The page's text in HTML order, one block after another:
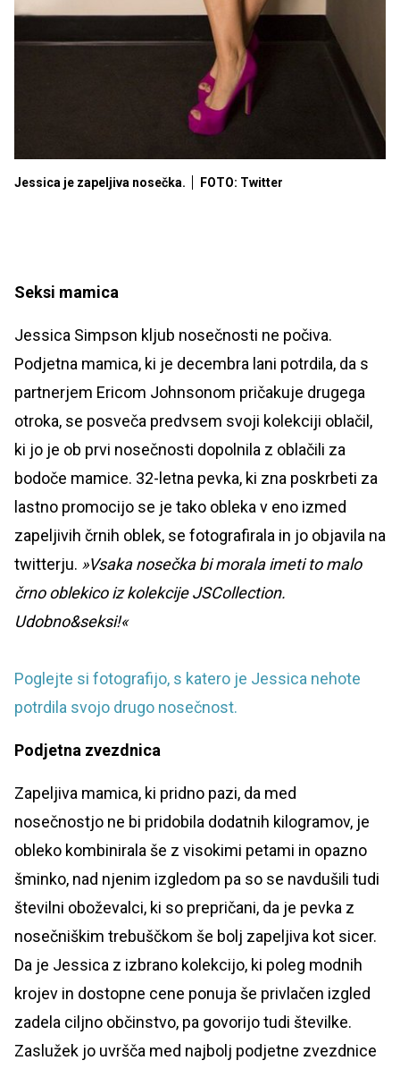
Jessica je zapeljiva nosečka. FOTO: Twitter
Seksi mamica
Jessica Simpson kljub nosečnosti ne počiva.
Podjetna mamica, ki je decembra lani potrdila, da s
partnerjem Ericom Johnsonom pričakuje drugega
otroka, se posveča predvsem svoji kolekciji oblačil,
ki jo je ob prvi nosečnosti dopolnila z oblačili za
bodoče mamice. 32-letna pevka, ki zna poskrbeti za
lastno promocijo se je tako obleka v eno izmed
zapeljivih črnih oblek, se fotografirala in jo objavila na
twitterju. »Vsaka nosečka bi morala imeti to malo
črno oblekico iz kolekcije JSCollection.
Udobno&seksi!«
Poglejte si fotografijo, s katero je Jessica nehote
potrdila svojo drugo nosečnost.
Podjetna zvezdnica
Zapeljiva mamica, ki pridno pazi, da med
nosečnostjo ne bi pridobila dodatnih kilogramov, je
obleko kombinirala še z visokimi petami in opazno
šminko, nad njenim izgledom pa so se navdušili tudi
številni oboževalci, ki so prepričani, da je pevka z
nosečniškim trebuščkom še bolj zapeljiva kot sicer.
Da je Jessica z izbrano kolekcijo, ki poleg modnih
krojev in dostopne cene ponuja še privlačen izgled
zadela ciljno občinstvo, pa govorijo tudi številke.
Zaslužek jo uvršča med najbolj podjetne zvezdnice